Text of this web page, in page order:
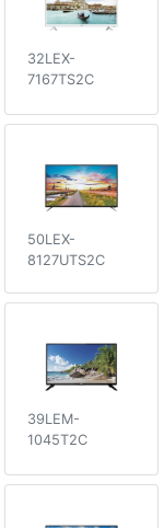
32LEX-
7167TS2C
50LEX-
8127UTS2C
39LEM-
1045T2C